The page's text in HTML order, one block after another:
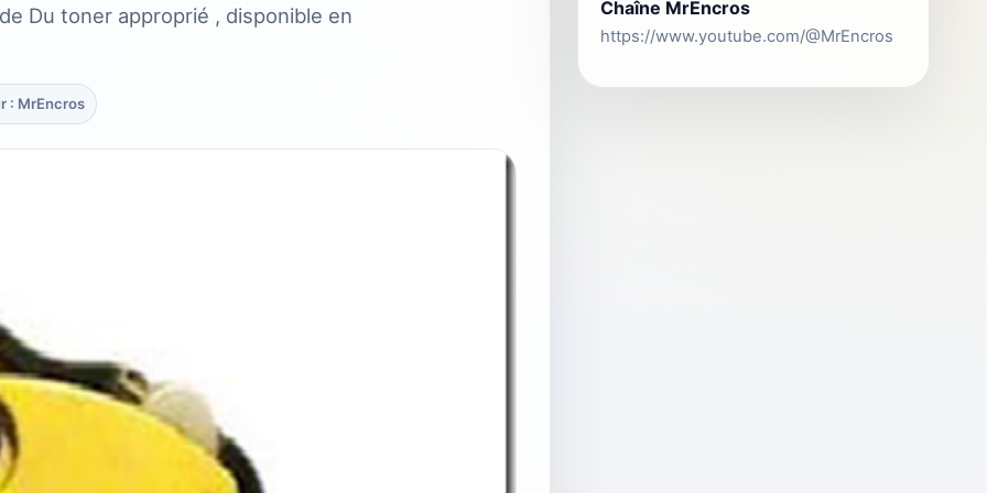
Du toner approprié , disponible en
: MrEncros
Chaîne MrEncros
https://www.youtube.com/@MrEncros